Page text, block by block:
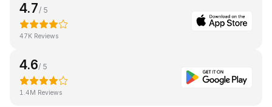
4.7/ 5
47K Reviews
4.6/ 5
1.4M Reviews